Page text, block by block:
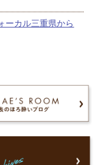
カル三重県から